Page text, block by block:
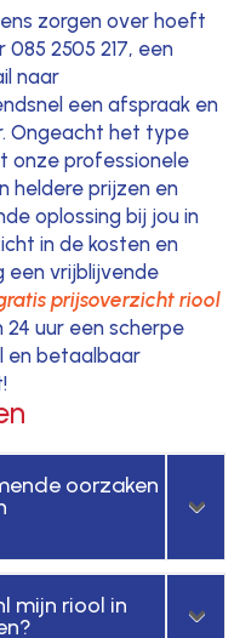
zorgen over hoeft
2505 217, een
naar
een afspraak en
Ongeacht het type
onze professionele
heldere prijzen en
oplossing bij jou in
in de kosten en
een vrijblijvende
prijsoverzicht riool
uur een scherpe
en betaalbaar
oorzaken
mijn riool in